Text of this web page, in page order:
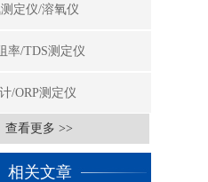
定仪/溶氧仪
率/TDS测定仪
/ORP测定仪
查看更多 >>
相关文章